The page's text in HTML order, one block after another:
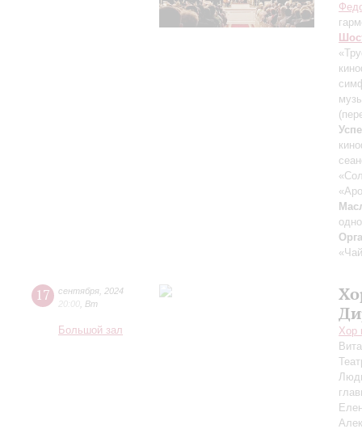
17 сентября 2024
20:00 Вт
Большой зал
Хор